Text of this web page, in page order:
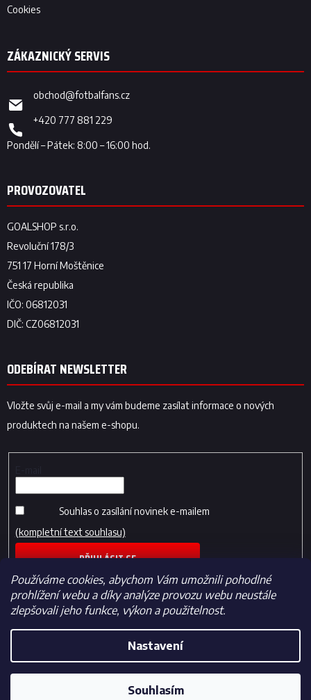
Používáme cookies, abychom Vám umožnili pohodlné
prohlížení webu a díky analýze provozu webu neustále
zlepšovali jeho funkce, výkon a použitelnost.
Nastavení
Souhlasím
Cookies
obchod@fotbalfans.cz
+420 777 881 229
ODEBÍRAT NEWSLETTER
Vložte svůj e-mail a my vám budeme zasílat informace o nových
produktech na našem e-shopu.
Souhlas o zasílání novinek e-mailem
(kompletní text souhlasu)
PŘIHLÁSIT SE
Vytvořil Shoptet
Fotbalfans.cz. Všechna práva vyhrazena.